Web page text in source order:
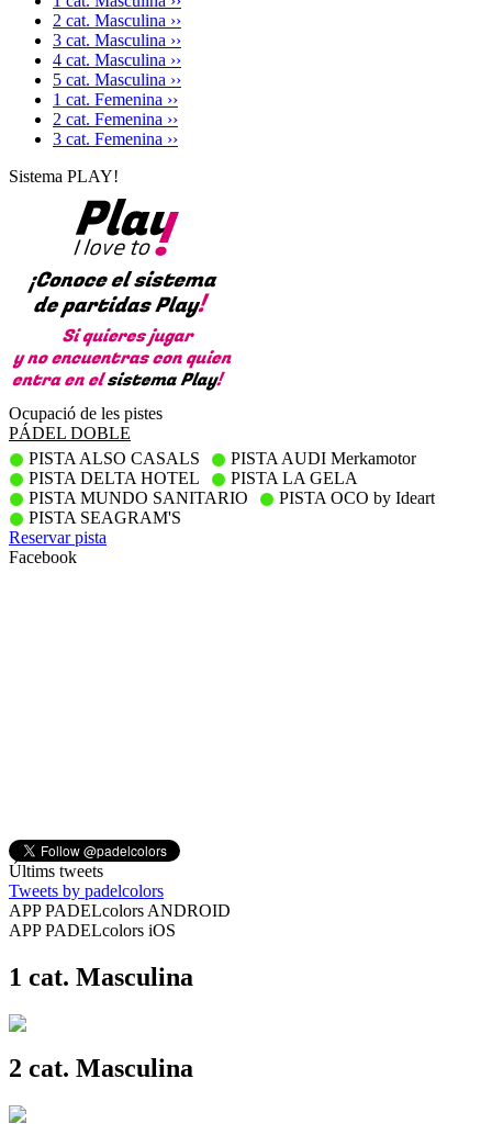
2 cat. Masculina ››
3 cat. Masculina ››
4 cat. Masculina ››
5 cat. Masculina ››
1 cat. Femenina ››
2 cat. Femenina ››
3 cat. Femenina ››
Sistema PLAY!
Ocupació de les pistes
PÁDEL DOBLE
PISTA ALSO CASALS
PISTA AUDI Merkamotor
PISTA DELTA HOTEL
PISTA LA GELA
PISTA MUNDO SANITARIO
PISTA OCO by Ideart
PISTA SEAGRAM'S
Reservar pista
Facebook
Últims tweets
Tweets by padelcolors
APP PADELcolors ANDROID
APP PADELcolors iOS
1 cat. Masculina
2 cat. Masculina